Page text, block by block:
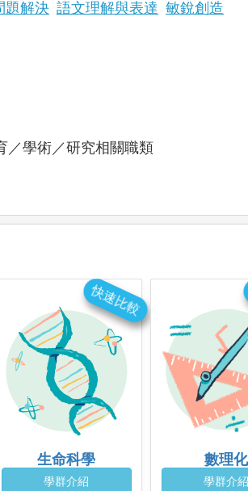
題解決 語文理解與表達 敏銳創造
／學術／研究相關職類
生命科學
學群介紹
快速比較
數理化
學群介紹